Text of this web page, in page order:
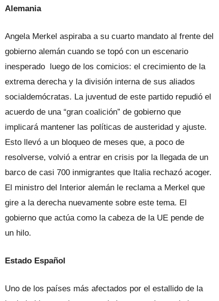
Alemania
Angela Merkel aspiraba a su cuarto mandato al frente del
gobierno alemán cuando se topó con un escenario
inesperado luego de los comicios: el crecimiento de la
extrema derecha y la división interna de sus aliados
socialdemócratas. La juventud de este partido repudió el
acuerdo de una “gran coalición” de gobierno que
implicará mantener las políticas de austeridad y ajuste.
Esto llevó a un bloqueo de meses que, a poco de
resolverse, volvió a entrar en crisis por la llegada de un
barco de casi 700 inmigrantes que Italia rechazó acoger.
El ministro del Interior alemán le reclama a Merkel que
gire a la derecha nuevamente sobre este tema. El
gobierno que actúa como la cabeza de la UE pende de
un hilo.
Estado Español
Uno de los países más afectados por el estallido de la